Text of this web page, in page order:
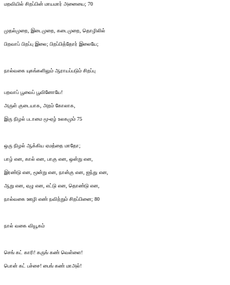
மறவியில் சிறப்பின் மாயமார் அனையை; 70
முதல்முறை, இடைமுறை, கடைமுறை, தொழிலில்
பிறவாப் பிறப்பு இலை; பிறப்பித்தோர் இலையே;
நால்வகை யுகங்களிலும் ஆராயப்படும் சிறப்பு
பறவாப் பூவைப் பூவினோயே!
அருள் குடையாக, அறம் கோலாக,
இரு நிழல் படாமை மூ-ஏழ் உலகமும் 75
ஒரு நிழல் ஆக்கிய ஏமத்தை மாதோ;
பாழ் என, கால் என, பாகு என, ஒன்று என,
இரண்டு என, மூன்று என, நான்கு என, ஐந்து என,
ஆறு என, ஏழு என, எட்டு என, தொண்டு என,
நால்வகை ஊழி எண் நவிற்றும் சிறப்பினை; 80
நால் வகை வியூகம்
செங் கட் காரி! கருங் கண் வெள்ளை!
பொன் கட் பச்சை! பைங் கண் மாஅல்!